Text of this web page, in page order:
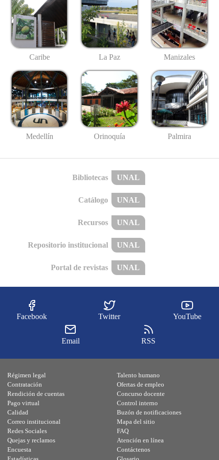
Caribe La Paz Manizales
Medellín Orinoquía Palmira
Bibliotecas UNAL
Catálogo UNAL
Recursos UNAL
Repositorio institucional UNAL
Portal de revistas UNAL
Facebook Twitter YouTube
Email RSS
Régimen legal
Contratación
Rendición de cuentas
Pago virtual
Calidad
Talento humano
Ofertas de empleo
Concurso docente
Control interno
Buzón de notificaciones
Correo institucional
Redes Sociales
Quejas y reclamos
Encuesta
Mapa del sitio
FAQ
Atención en línea
Contáctenos